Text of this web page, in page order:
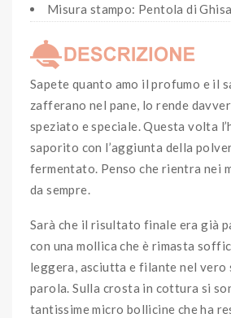
Misura stampo: Pentola di Ghisa
Sapete quanto amo il profumo e il
zafferano nel pane, lo rende
speziato e speciale. Questa volta
saporito con l’aggiunta della
fermentato. Penso che rientra nei
da sempre.
Sarà che il risultato finale era già
con una mollica che è rimasta
leggera, asciutta e filante nel vero
parola. Sulla crosta in cottura si
tantissime micro bollicine che ha